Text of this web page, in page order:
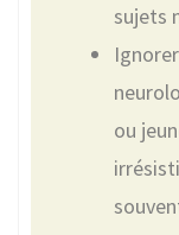
sujets
ou